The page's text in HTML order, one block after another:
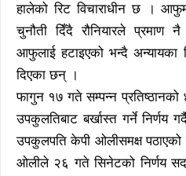
हालेको रिट विचाराधीन छ ।
चुनौती दिँदै रौनियारले प्रमाण नै
आफुलाई हटाइएको भन्दै अन्यायका
दिएका छन् ।
फागुन १७ गते सम्पन्न
उपकुलतिबाट बर्खास्त गर्ने निर्णय
उपकुलपति केपी ओलीसमक्ष पठाएको
ओलीले २६ गते सिनेटको निर्णय सदर